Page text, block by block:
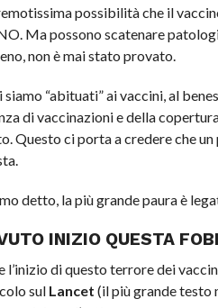
possibilità che il
Ma possono scatenare
non è mai stato provato.
siamo “abituati” ai vaccini, al
di vaccinazioni e della
Questo ci porta a credere che
detto, la più grande paura è
INIZIO QUESTA
l’inizio di questo terrore dei
sul Lancet (il più grande testo